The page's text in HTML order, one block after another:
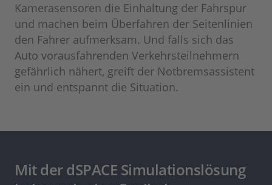
Kamerasensoren die Einhaltung der Fahrspur
und machen beim Überfahren der Seitenlinien
den Fahrer aufmerksam. Und falls sich das
Auto vorausfahrenden Verkehrsteilnehmern
gefährlich nähert, greift der Notbremsassistent
ein und entspannt die Situation.
Mit der dSPACE Simulationslösung